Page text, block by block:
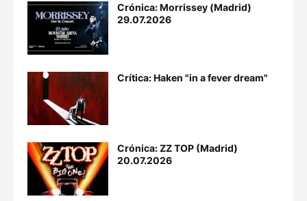
Crónica: Morrissey (Madrid)
29.07.2026
Crítica: Haken "in a fever dream"
Crónica: ZZ TOP (Madrid)
20.07.2026